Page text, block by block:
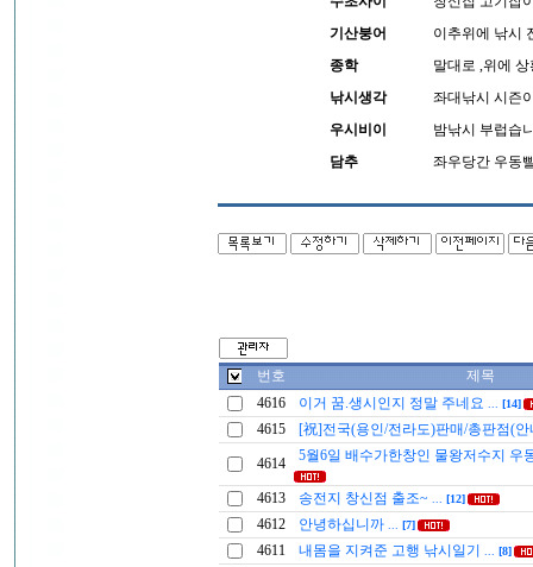
기산붕어
이추위에 낚시
종학
말대로 ,위에
낚시생각
좌대낚시 시즌
우시비이
밤낚시 부럽습
담추
좌우당간 우동
번호
제목
4616
이거 꿈.생시인지 정말 주네요 [14]
4615 [祝]전국(용인/전라도)판매/총판점(
4614 5월6일 배수가한창인 물왕저수지 우
4613 송전지 창신점 출조~ [12]
4612 안녕하십니까 [7]
4611 내몸을 지켜준 고행 낚시일기 [8]